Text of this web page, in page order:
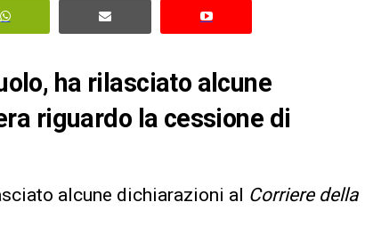
ha rilasciato alcune
riguardo la cessione di
alcune dichiarazioni al Corriere della